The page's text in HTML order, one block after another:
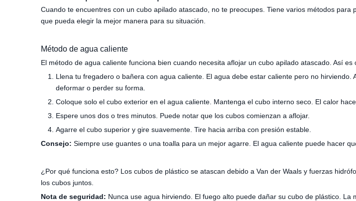
Cuando te encuentres con un cubo apilado atascado, no te preocupes. Tiene varios métodos
que pueda elegir la mejor manera para su situación.
Método de agua caliente
El método de agua caliente funciona bien cuando necesita aflojar un cubo apilado atascado. Así es
Llena tu fregadero o bañera con agua caliente. El agua debe estar caliente pero no
deformar o perder su forma.
Coloque solo el cubo exterior en el agua caliente. Mantenga el cubo interno seco. El calor
Espere unos dos o tres minutos. Puede notar que los cubos comienzan a aflojar.
Agarre el cubo superior y gire suavemente. Tire hacia arriba con presión estable.
Consejo: Siempre use guantes o una toalla para un mejor agarre. El agua caliente puede hacer
¿Por qué funciona esto? Los cubos de plástico se atascan debido a Van der Waals y fuerzas
los cubos juntos.
Nota de seguridad: Nunca use agua hirviendo. El fuego alto puede dañar su cubo de plástico.